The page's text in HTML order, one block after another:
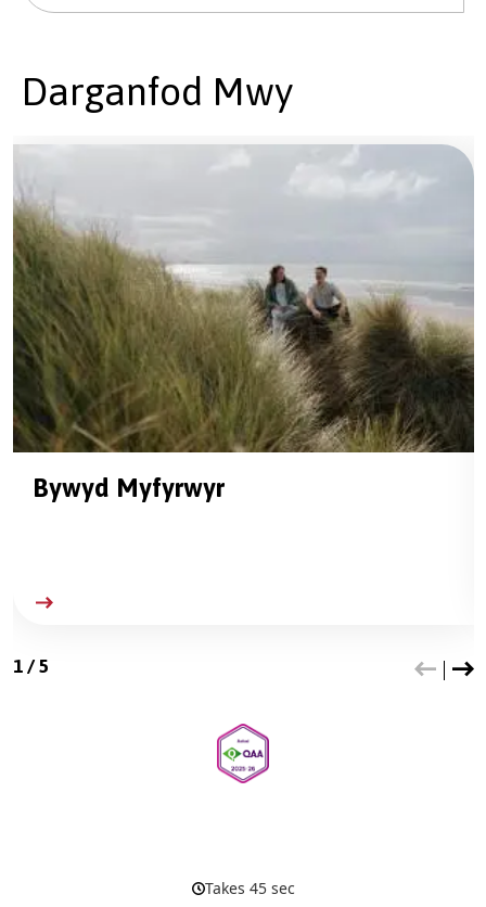
Darganfod Mwy
Bywyd Myfyrwyr
1/ 5